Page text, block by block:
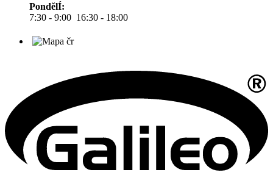
PondělÍ:
7:30 - 9:00 16:30 - 18:00